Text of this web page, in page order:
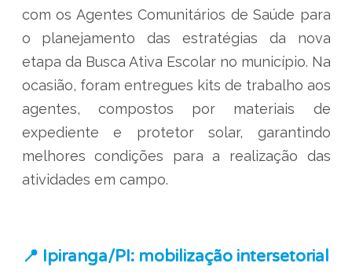
com os Agentes Comunitários de Saúde para
o planejamento das estratégias da nova
etapa da Busca Ativa Escolar no município. Na
ocasião, foram entregues kits de trabalho aos
agentes, compostos por materiais de
expediente e protetor solar, garantindo
melhores condições para a realização das
atividades em campo.
📍 Ipiranga/PI: mobilização intersetorial